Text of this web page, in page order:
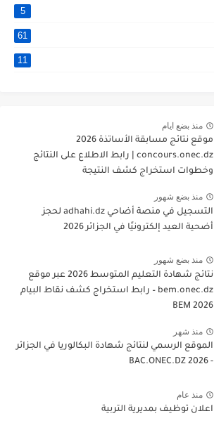
5
61
11
منذ بضع ايام
موقع نتائج مسابقة الأساتذة 2026
concours.onec.dz | رابط الاطلاع على النتائج
وخطوات استخراج كشف النتيجة
منذ بضع شهور
التسجيل في منصة أضاحي adhahi.dz لحجز
أضحية العيد إلكترونيًا في الجزائر 2026
منذ بضع شهور
نتائج شهادة التعليم المتوسط 2026 عبر موقع
bem.onec.dz – رابط استخراج كشف نقاط البيام
BEM 2026
منذ شهر
الموقع الرسمي لنتائج شهادة البكالوريا في الجزائر
- 2026 BAC.ONEC.DZ
منذ عام
اعلان توظيف بمديرية التربية